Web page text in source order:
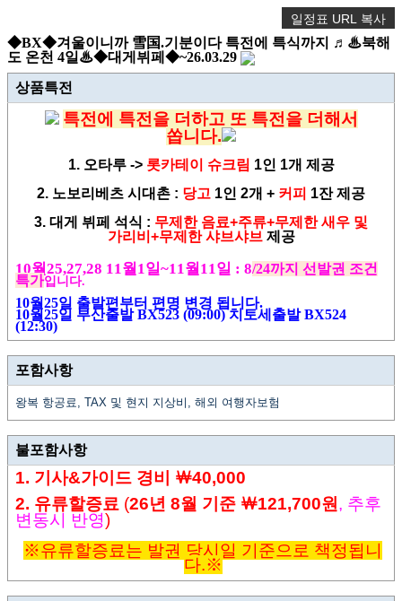
일정표 URL 복사
◆BX◆겨울이니까 雪国.기분이다 특전에 특식까지 ♬♨북해
도 온천 4일♨◆대게뷔페◆~26.03.29
상품특전
특전에 특전을 더하고 또 특전을 더해서
쏩니다.
1. 오타루 -> 롯카테이 슈크림 1인 1개 제공
2. 노보리베츠 시대촌 : 당고 1인 2개 + 커피 1잔 제공
3. 대게 뷔페 석식 : 무제한 음료+주류+무제한 새우 및
가리비+무제한 샤브샤브 제공
10월25,27,28 11월1일~11월11일 : 8/24까지 선발권 조건
특가입니다.
10월25일 출발편부터 편명 변경 됩니다.
10월25일 부산출발 BX523 (09:00) 치토세출발 BX524
(12:30)
포함사항
왕복 항공료, TAX 및 현지 지상비, 해외 여행자보험
불포함사항
1. 기사&가이드 경비 ￦40,000
2. 유류할증료 (26년 8월 기준 ￦121,700원 , 추후
변동시 반영)
※유류할증료는 발권 당시일 기준으로 책정됩니
다.※